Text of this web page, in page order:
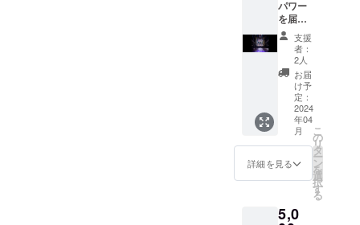
が責任
を持っ
てプリ
ントア
ウトし
て直接
お届け
しま
す！
例：
【表
題】○○
グルー
す）
パワー
を届け
よう！
会場ス
クリー
ンにあ
なたの
推しグ
ループ
への
メッ
セージ
が掲
載！ 貴
方の推
メッ
支援
者：
2人
お届
け予
定：
2024
年04
月
詳細を見る
こ
の
リ
タ
ー
ン
を
選
択
す
る
5,0